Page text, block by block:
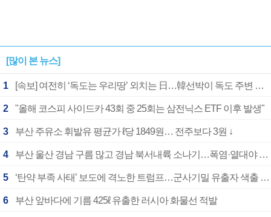
[많이 본 뉴스]
1 [속보] 여전히 ‘독도는 우리땅’ 외치는 日…韓선박이 독도 주변 해양조사 활동하자 반발
2 "올해 코스피 사이드카 43회 중 25회는 삼전닉스 ETF 이후 발생"
3 부산 주유소 휘발유 평균가 ℓ당 1849원… 전주보다 3원 ↓
4 부산 울산 경남 구름 많고 경남 북서내륙 소나기…폭염·열대야 계속
5 ‘탄약 부족 사태’ 보도에 격노한 트럼프…군사기밀 유출자 색출 지시
6 부산 앞바다에 기름 425ℓ 유출한 러시아 화물선 적발